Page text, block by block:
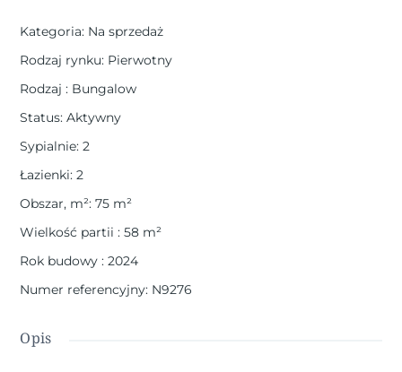
Kategoria: Na sprzedaż
Rodzaj rynku: Pierwotny
Rodzaj: Bungalow
Status: Aktywny
Sypialnie: 2
Łazienki: 2
Obszar, m²: 75 m²
Wielkość partii: 58 m²
Rok budowy: 2024
Numer referencyjny: N9276
Opis